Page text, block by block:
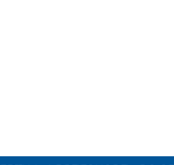
z „Halo tu
spekulacji